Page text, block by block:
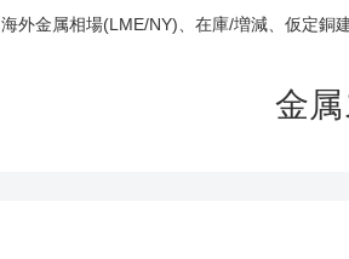
海外金属相場(LME/NY)、在庫/増減、仮定銅
金